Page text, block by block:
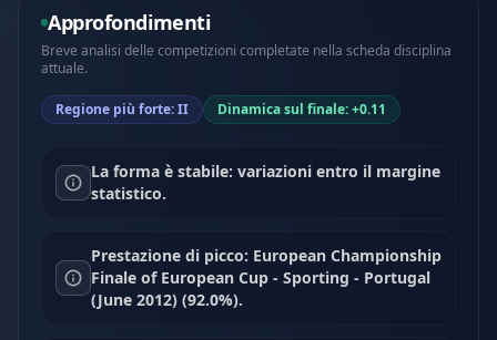
Approfondimenti
Breve analisi delle competizioni completate nella scheda disciplina
attuale.
Regione più forte: II Dinamica sul finale: +0.11
La forma è stabile: variazioni entro il margine
statistico.
Prestazione di picco: European Championship
Finale of European Cup - Sporting - Portugal
(June 2012) (92.0%).